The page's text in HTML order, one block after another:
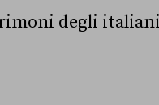
degli